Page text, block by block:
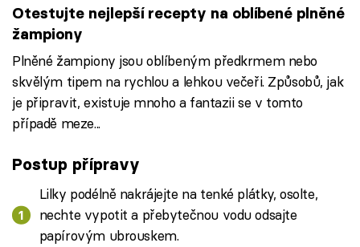
Otestujte nejlepší recepty na oblíbené plněné
žampiony
Plněné žampiony jsou oblíbeným předkrmem nebo
skvělým tipem na rychlou a lehkou večeři. Způsobů, jak
je připravit, existuje mnoho a fantazii se v tomto
případě meze...
Postup přípravy
Lilky podélně nakrájejte na tenké plátky, osolte,
nechte vypotit a přebytečnou vodu odsajte
papírovým ubrouskem.